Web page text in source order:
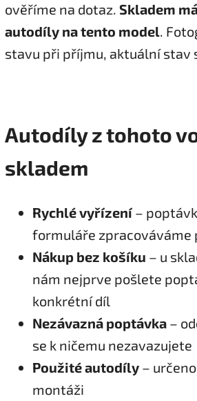
ověříme na dotaz. Skladem
autodíly na tento model.
stavu při příjmu, aktuální stav
Autodíly z tohoto
skladem
Rychlé vyřízení –
formuláře zpracováváme
Nákup bez košíku – u
nám nejprve pošlete
konkrétní díl
Nezávazná poptávka –
se k ničemu nezavazujete
Použité autodíly –
montáži